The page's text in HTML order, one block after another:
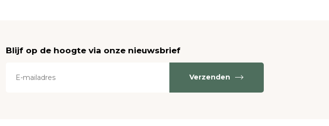
Blijf op de hoogte via onze nieuwsbrief
Verzenden